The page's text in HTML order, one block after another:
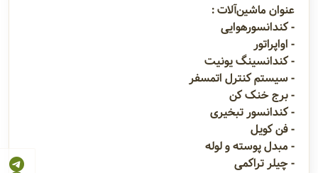
عنوان ماشین‌آلات :
- کندانسورهوایی
- اواپراتور
- کندانسینگ یونیت
- سیستم کنترل اتمسفر
- برج خنک کن
- کندانسور تبخیری
- فن کویل
- مبدل پوسته و لوله
- چیلر تراکمی